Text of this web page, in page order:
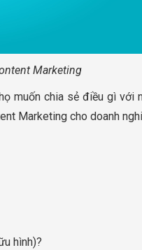
Marketing
muốn chia sẻ điều gì
Marketing cho doanh
hình)?